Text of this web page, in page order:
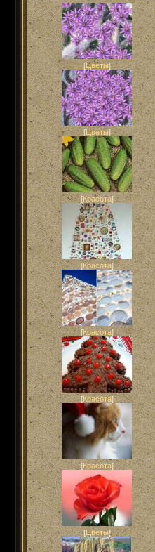
[Цветы]
[Цветы]
[Красота]
[Красота]
[Красота]
[Красота]
[Красота]
[Цветы]